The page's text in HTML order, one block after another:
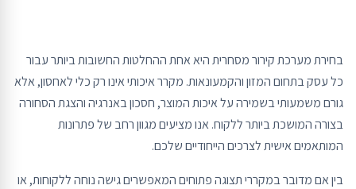
בחירת מערכת קירור מסחרית היא אחת ההחלטות החשובות ביותר עבור
כל עסק בתחום המזון והקמעונאות. מקרר איכותי אינו רק כלי לאחסון, אלא
גורם משמעותי בשמירה על איכות המוצר, חסכון באנרגיה והצגת הסחורה
בצורה המושכת ביותר ללקוח. אנו מציעים מגוון רחב של פתרונות
המותאמים אישית לצרכים הייחודיים שלכם.
בין אם מדובר במקררי תצוגה פתוחים המאפשרים גישה נוחה ללקוחות, או